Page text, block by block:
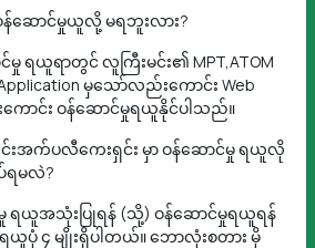
ဝန်ဆောင်မှုယူလို့ မရဘူးလား?
မှု ရယူရာတွင် လူကြီးမင်း၏ MPT,ATOM
မှသော်လည်းကောင်း Web
ောင်း ဝန်ဆောင်မှုရယူနိုင်ပါသည်။
းအက်ပလီကေးရှင်း မှာ ဝန်ဆောင်မှု ရယူလို
မလဲ?
မှု ရယူအသုံးပြုရန် (သို့) ဝန်ဆောင်မှုရယူရန်
ပုံ ၄ မျိုးရှိပါတယ်။ ဘောလုံးစတား မို